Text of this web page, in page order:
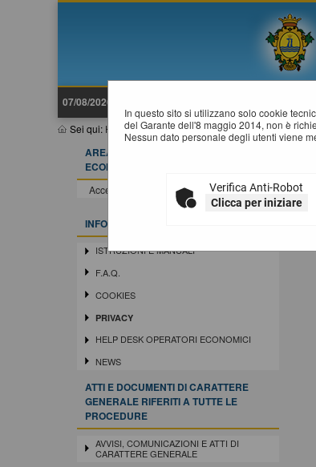
07/08/2026 23:20
Sei qui: Home»Informazioni»Privacy
In questo sito si utilizzano solo cookie
del Garante dell'8 maggio 2014, non è
Nessun dato personale degli utenti viene
Verifica Anti-Robot
Clicca per iniziare
AREA RISERVATA OPERATORE
ECONOMICO
Accedi - Registrati
INFORMAZIONI
ISTRUZIONI E MANUALI
F.A.Q.
COOKIES
PRIVACY
HELP DESK OPERATORI ECONOMICI
NEWS
ATTI E DOCUMENTI DI CARATTERE
GENERALE RIFERITI A TUTTE LE
PROCEDURE
AVVISI, COMUNICAZIONI E ATTI DI
CARATTERE GENERALE